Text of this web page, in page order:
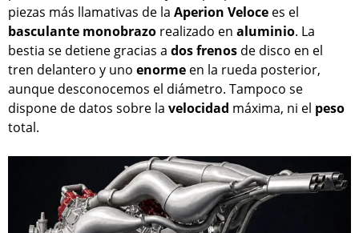
piezas más llamativas de la Aperion Veloce es el
basculante monobrazo realizado en aluminio. La
bestia se detiene gracias a dosfrenos de disco en el
tren delantero y uno enorme en la rueda posterior,
aunque desconocemos el diámetro. Tampoco se
dispone de datos sobre la velocidad máxima, ni el peso
total.